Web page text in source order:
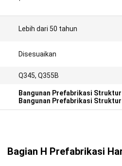
Lebih dari 50 tahun
Disesuaikan
Q345, Q355B
Bangunan Prefabrikasi Struktur
Bangunan Prefabrikasi Struktur
Bagian H Prefabrikasi